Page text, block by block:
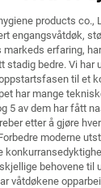
products co.,
engangsvåtdøk,
markeds erfaring,
stadig bedre. Vi har
til et
har mange
5 av dem har fått
etter å gjøre
moderne
behovene til
våtdøkene